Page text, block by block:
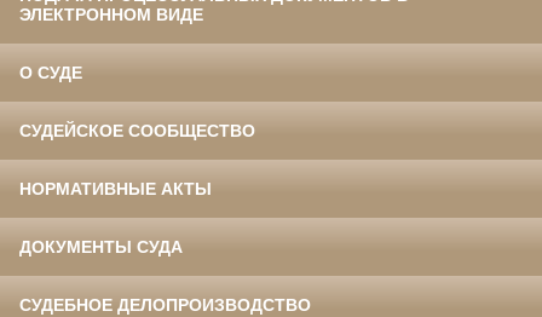
ЭЛЕКТРОННОМ ВИДЕ
О СУДЕ
СУДЕЙСКОЕ СООБЩЕСТВО
НОРМАТИВНЫЕ АКТЫ
ДОКУМЕНТЫ СУДА
СУДЕБНОЕ ДЕЛОПРОИЗВОДСТВО